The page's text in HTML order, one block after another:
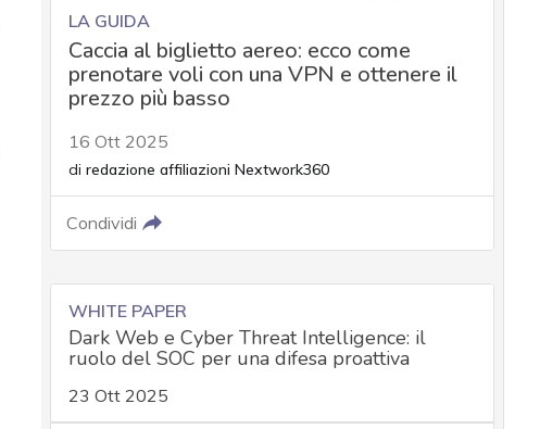
LA GUIDA
Caccia al biglietto aereo: ecco come
prenotare voli con una VPN e ottenere il
prezzo più basso
16 Ott 2025
di redazione affiliazioni Nextwork360
Condividi
WHITE PAPER
Dark Web e Cyber Threat Intelligence: il
ruolo del SOC per una difesa proattiva
23 Ott 2025